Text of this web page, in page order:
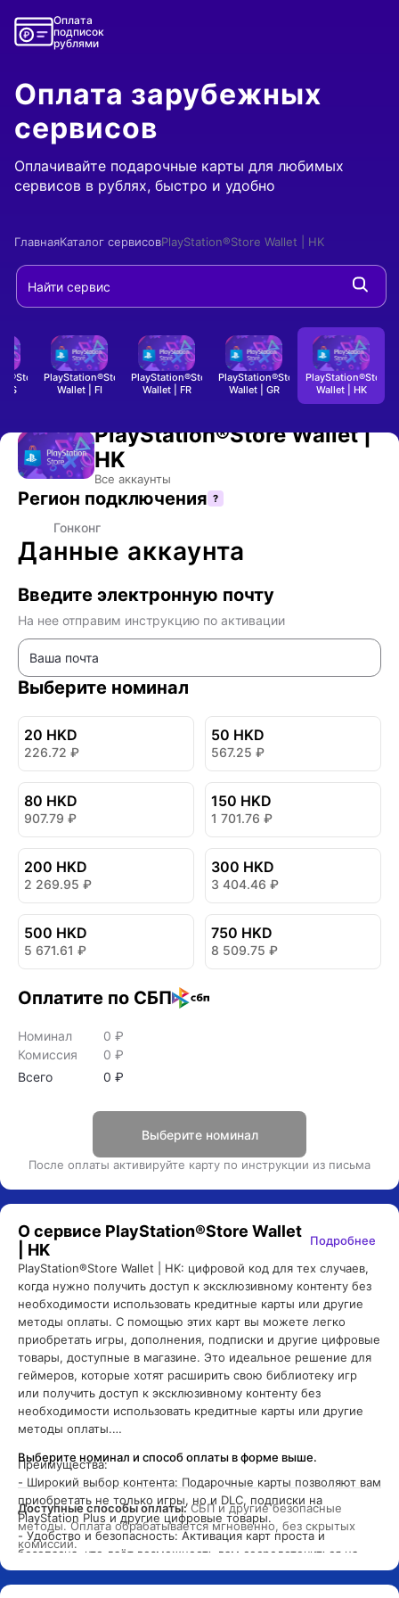
Оплата
подписок
рублями
Оплата зарубежных
сервисов
Оплачивайте подарочные карты для любимых
сервисов в рублях, быстро и удобно
ГлавнаяКаталог сервисовPlayStation®Store Wallet | HK
- Оплата подарочной карты
- Оплата подарочной карты- Оплата подарочной
-
ES
PlayStation®Store
Wallet | FI
PlayStation®Store
Wallet | FR
PlayStation®Store
Wallet | GR
PlayStation®Store
Wallet | HK
PlayStation®Store Wallet |
HK
Все аккаунты
Регион подключения ?
Гонконг
Данные аккаунта
Введите электронную почту
На нее отправим инструкцию по активации
Выберите номинал
20 HKD
226.72 ₽
50 HKD
567.25 ₽
80 HKD
907.79 ₽
150 HKD
1 701.76 ₽
200 HKD
2 269.95 ₽
300 HKD
3 404.46 ₽
500 HKD
5 671.61 ₽
750 HKD
8 509.75 ₽
Оплатите по СБП
Номинал 0 ₽
Комиссия
0 ₽
Всего
0 ₽
Выберите номинал
После оплаты активируйте карту по инструкции из письма
О сервисе PlayStation®Store Wallet
| HK
Подробнее
PlayStation®Store Wallet | HK: цифровой код для тех случаев,
когда нужно получить доступ к эксклюзивному контенту без
необходимости использовать кредитные карты или другие
методы оплаты. С помощью этих карт вы можете легко
приобретать игры, дополнения, подписки и другие цифровые
товары, доступные в магазине. Это идеальное решение для
геймеров, которые хотят расширить свою библиотеку игр
или получить доступ к эксклюзивному контенту без
необходимости использовать кредитные карты или другие
методы оплаты.
Преимущества:
- Широкий выбор контента: Подарочные карты позволяют вам
приобретать не только игры, но и DLC, подписки на
PlayStation Plus и другие цифровые товары.
- Удобство и безопасность: Активация карт проста и
безопасна, что даёт возможность вам сосредоточиться на
игре, а не на процессе оплаты.
- Идеальный подарок для геймеров: Подарочные карты
Выберите номинал и способ оплаты в форме выше.
Доступные способы оплаты: СБП и другие безопасные
методы. Оплата обрабатывается мгновенно, без скрытых
комиссий.